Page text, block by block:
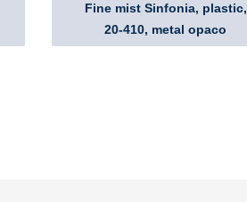
Fine mist Sinfonia, plastic,
20-410, metal opaco